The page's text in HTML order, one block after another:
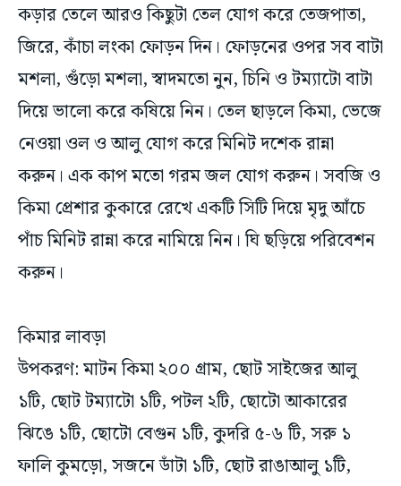
কড়ার তেলে আরও কিছুটা তেল যোগ করে তেজপাতা,
জিরে, কাঁচা লংকা ফোড়ন দিন। ফোড়নের ওপর সব বাটা
মশলা, গুঁড়ো মশলা, স্বাদমতো নুন, চিনি ও টম্যাটো বাটা
দিয়ে ভালো করে কষিয়ে নিন। তেল ছাড়লে কিমা, ভেজে
নেওয়া ওল ও আলু যোগ করে মিনিট দশেক রান্না
করুন। এক কাপ মতো গরম জল যোগ করুন। সবজি ও
কিমা প্রেশার কুকারে রেখে একটি সিটি দিয়ে মৃদু আঁচে
পাঁচ মিনিট রান্না করে নামিয়ে নিন। ঘি ছড়িয়ে পরিবেশন
করুন।
কিমার লাবড়া
উপকরণ: মাটন কিমা ২০০ গ্রাম, ছোট সাইজের আলু
১টি, ছোট টম্যাটো ১টি, পটল ২টি, ছোটো আকারের
ঝিঙে ১টি, ছোটো বেগুন ১টি, কুদরি ৫-৬ টি, সরু ১
ফালি কুমড়ো, সজনে ডাঁটা ১টি, ছোট রাঙাআলু ১টি,